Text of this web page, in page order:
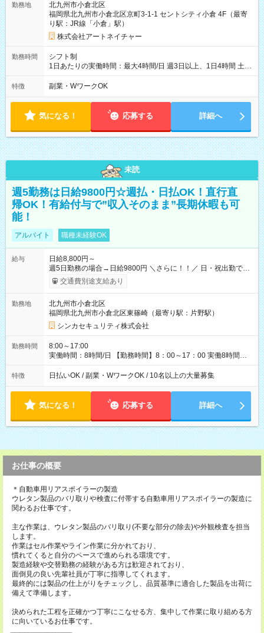
勤務地
北九州市小倉北区
福岡県北九州市小倉北区京町3-1-1 セントシティ小倉 4F（最寄
り駅：JR線「小倉」駅）
株式会社アートネイチャー
勤務時間
シフト制
1日あたりの実働時間：最大4時間/日 週3日以上、1日4時間 土曜
や日曜のお休みも応相談 16:05～20:05 「昼間のレジの仕事とW
ワークで働きたい」 「夕食後の空いている時間を有効活用した
特徴 副業・WワークOK
気になる！ 応募する 詳細へ
未読
週5勤務は日給9800円☆週払・日払OK！直行直
帰OK！有給付与で”収入そのまま”長期休暇も可
能！
アルバイト 職種未経験OK
給与
日給8,800円～
週5日勤務の場合→日給9800円 ＼さらに！！／ 日・祝出勤で＋
1，000円/日 になります♪ ◆交通費支給あり ※規定あり ◆賞与
あり ※規定あり ◆資格手当あり ◆最大15万円の定着支援制度
以上の社員に月1万円 ※有給休暇を除く ◆ファミリーサポート
あり ┗障害をもつ子を育てる社員に月1万円 ◆チャイルドサポー
トプランあり ┗自身/妻が不妊治療をしている社員に対し、 特
別休暇と治療費の補助 【試用期間】試用期間あり 試用期間の長
さ：3ヶ月 雇用形態、給与は本採用時と同じです。
交通費別途支給あり
勤務地
北九州市小倉北区
福岡県北九州市小倉北区東篠崎（最寄り駅：片野駅）
シンカセキュリティ株式会社
勤務時間
8:00～17:00
実働時間：8時間/日 【勤務時間】8：00～17：00 実働8時間／
休憩1時間 ☆週2日～勤務OK！ ☆残業少なめ（月平均1～5時
間） 3か月以内の短期間勤務もOK★ ＊週4日以上働ける方のみ
特徴 日払いOK / 副業・WワークOK / 10名以上の大量募集
気になる！ 応募する 詳細へ
お仕事の概要
＊自動車用リアスポイラーの製造
ウレタン製品のバリ取りや検査に付帯する自動車用リアスポイラーの製造に
関わるお仕事です。
主な作業は、ウレタン製品のバリ取り(不要な部分の除去)や外観検査を担当
します。
作業はセル作業やライン作業に分かれており、
慣れてくると自分のペースで進められる環境です。
製造経験や交替勤務の経験がある方は歓迎されており、
面倒見の良い先輩社員が丁寧に指導してくれます。
最終的には製品の仕上がりをチェックし、品質基準に適合した製品を出荷に
備えて準備します。
決められた工程を正確かつ丁寧にこなせる方、集中して作業に取り組める方
に向いているお仕事です。